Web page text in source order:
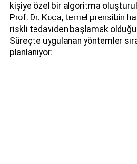
kişiye özel bir algoritma
Prof. Dr. Koca, temel prensibin
riskli tedaviden başlamak
Süreçte uygulanan yöntemler
planlanıyor: